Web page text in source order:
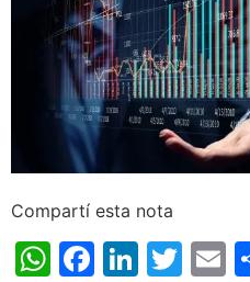
Compartí esta nota
WhatsApp